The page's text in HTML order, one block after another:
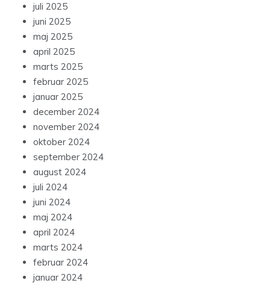
juli 2025
juni 2025
maj 2025
april 2025
marts 2025
februar 2025
januar 2025
december 2024
november 2024
oktober 2024
september 2024
august 2024
juli 2024
juni 2024
maj 2024
april 2024
marts 2024
februar 2024
januar 2024